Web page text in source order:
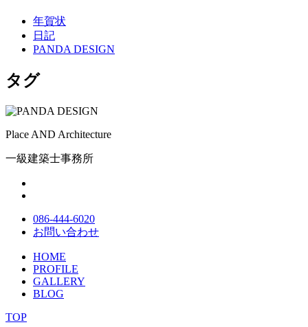
年賀状
日記
PANDA DESIGN
タグ
Place AND Architecture
一級建築士事務所
086-444-6020
お問い合わせ
HOME
PROFILE
GALLERY
BLOG
TOP